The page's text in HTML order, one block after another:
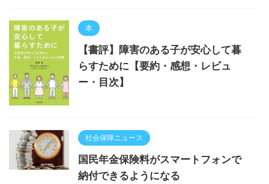
本
【書評】障害のある子が安心して暮
らすために【要約・感想・レビュ
ー・目次】
社会保障ニュース
国民年金保険料がスマートフォンで
納付できるようになる